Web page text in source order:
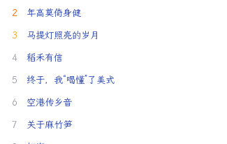
2 年高莫倚身健
3 马提灯照亮的岁月
4 稻禾有信
5 终于，我“喝懂”了美式
6 空港传乡音
7 关于麻竹笋